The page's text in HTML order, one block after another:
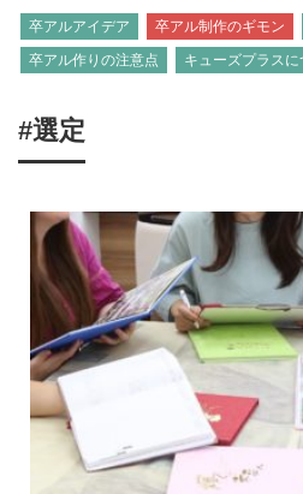
卒アルアイデア 卒アル制作のギモン
卒アル作りの注意点
キューズプラスに
#選定